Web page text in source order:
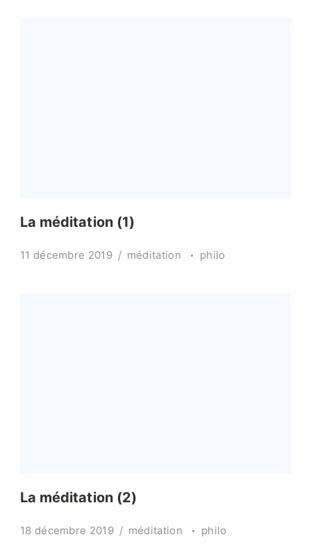
La méditation (1)
11 décembre 2019 méditation philo
La méditation (2)
18 décembre 2019 méditation philo